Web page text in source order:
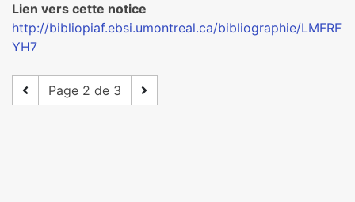
Lien vers cette notice
http://bibliopiaf.ebsi.umontreal.ca/bibliographie/LMFRF
YH7
Page 2 de 3